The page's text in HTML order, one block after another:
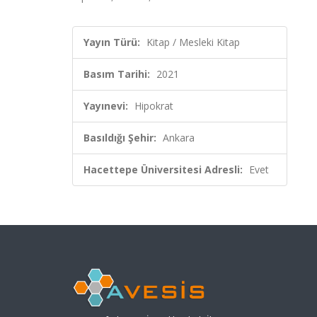
Yayın Türü: Kitap / Mesleki Kitap
Basım Tarihi: 2021
Yayınevi: Hipokrat
Basıldığı Şehir: Ankara
Hacettepe Üniversitesi Adresli: Evet